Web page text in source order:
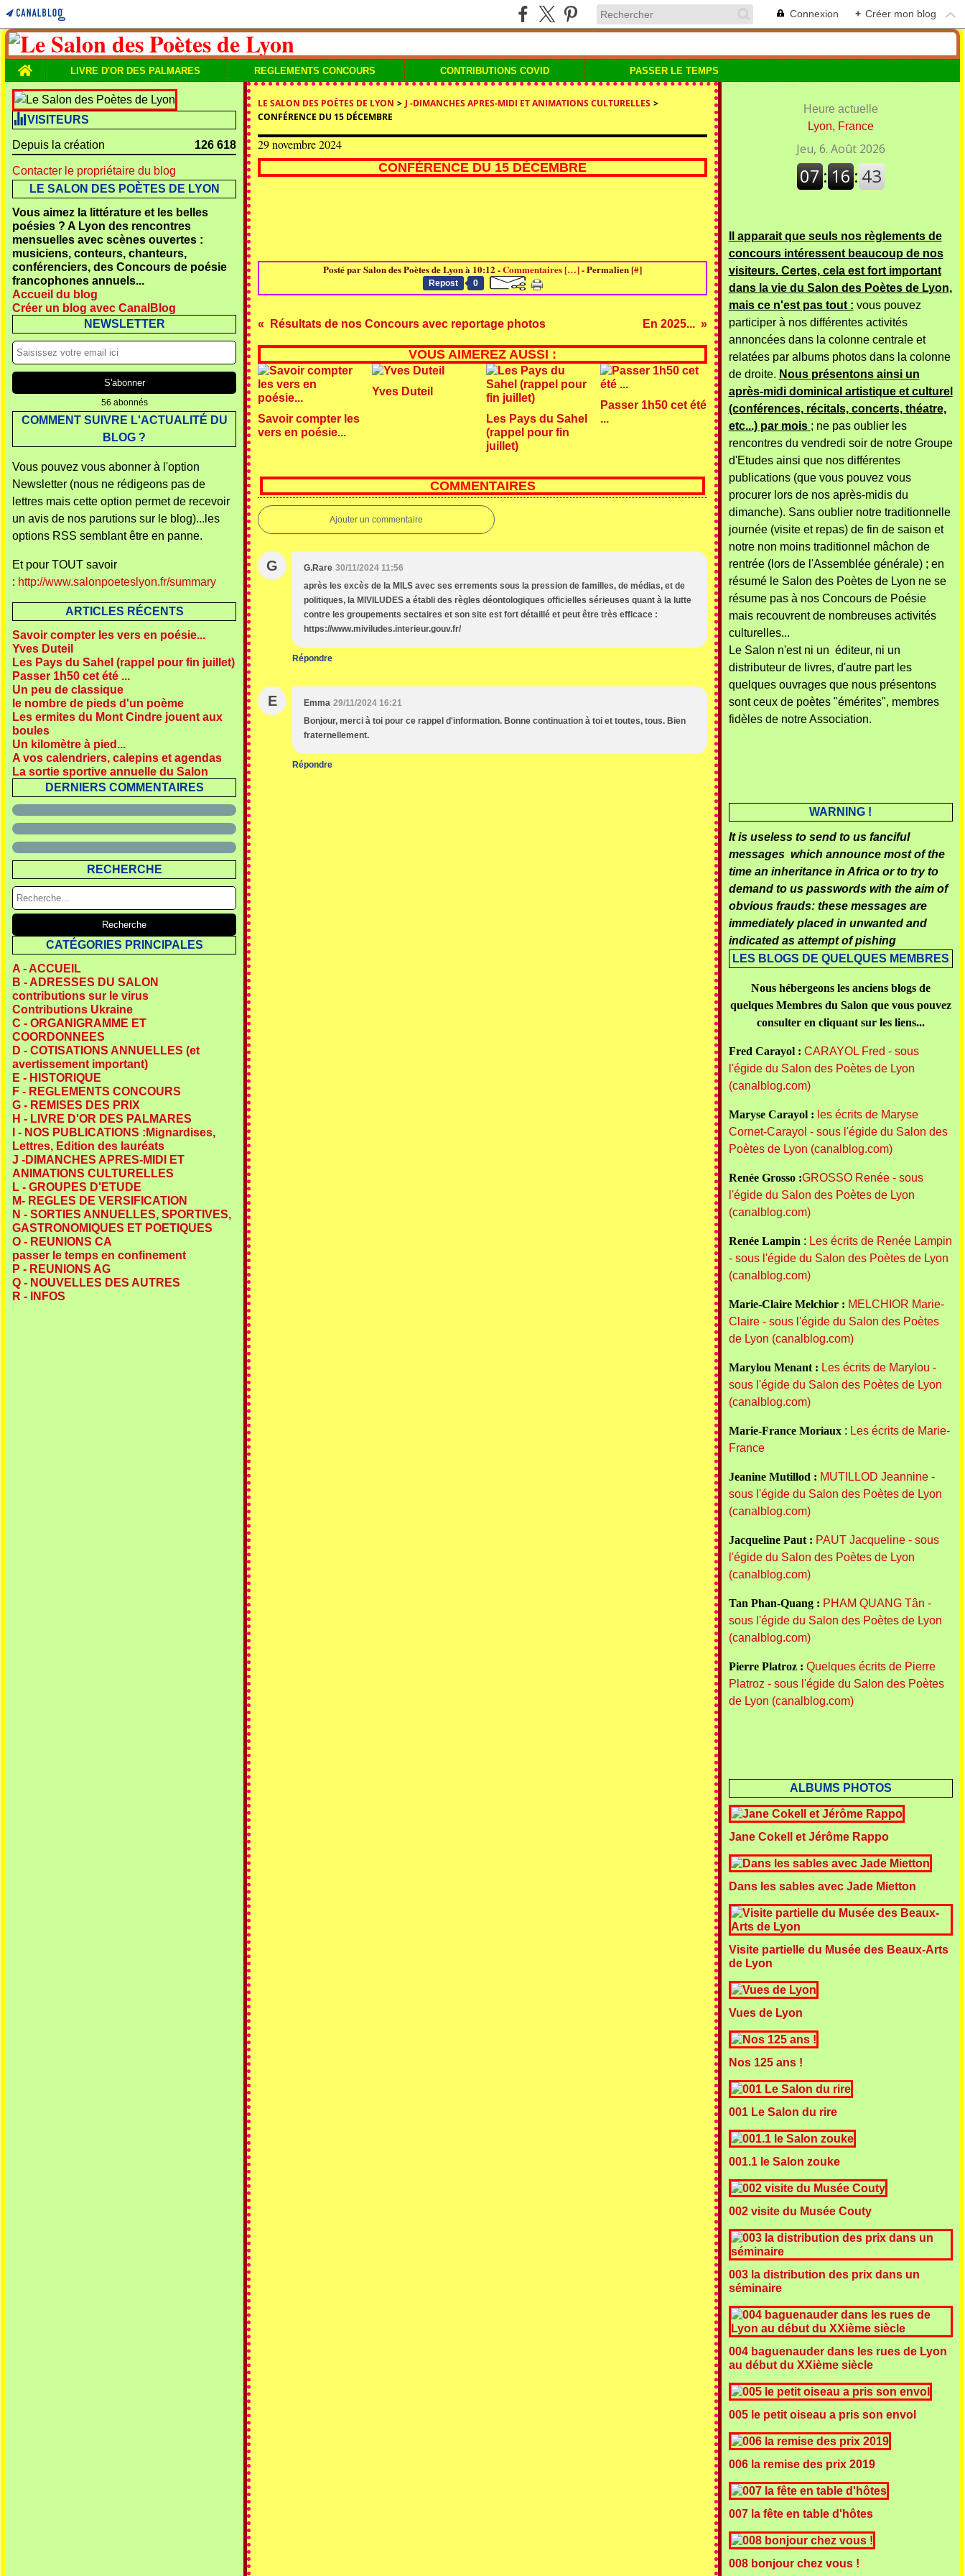
Connexion + Créer mon blog
Home
LIVRE D'OR DES PALMARES REGLEMENTS CONCOURS CONTRIBUTIONS COVID PASSER LE TEMPS
VISITEURS
Depuis la création 126 618
Contacter le propriétaire du blog
LE SALON DES POÈTES DE LYON
Vous aimez la littérature et les belles
poésies ? A Lyon des rencontres
mensuelles avec scènes ouvertes :
musiciens, conteurs, chanteurs,
conférenciers, des Concours de poésie
francophones annuels...
Accueil du blog
Créer un blog avec CanalBlog
NEWSLETTER
56 abonnés
COMMENT SUIVRE L'ACTUALITÉ DU
BLOG ?
Vous pouvez vous abonner à l'option
Newsletter (nous ne rédigeons pas de
lettres mais cette option permet de recevoir
un avis de nos parutions sur le blog)...les
options RSS semblant être en panne.
Et pour TOUT savoir
: http://www.salonpoeteslyon.fr/summary
ARTICLES RÉCENTS
Savoir compter les vers en poésie...
Yves Duteil
Les Pays du Sahel (rappel pour fin juillet)
Passer 1h50 cet été ...
Un peu de classique
le nombre de pieds d'un poème
Les ermites du Mont Cindre jouent aux
boules
Un kilomètre à pied...
A vos calendriers, calepins et agendas
La sortie sportive annuelle du Salon
DERNIERS COMMENTAIRES
RECHERCHE
CATÉGORIES PRINCIPALES
A - ACCUEIL
B - ADRESSES DU SALON
contributions sur le virus
Contributions Ukraine
C - ORGANIGRAMME ET
COORDONNEES
D - COTISATIONS ANNUELLES (et
avertissement important)
E - HISTORIQUE
F - REGLEMENTS CONCOURS
G - REMISES DES PRIX
H - LIVRE D'OR DES PALMARES
I - NOS PUBLICATIONS :Mignardises,
Lettres, Edition des lauréats
J -DIMANCHES APRES-MIDI ET
ANIMATIONS CULTURELLES
L - GROUPES D'ETUDE
M- REGLES DE VERSIFICATION
N - SORTIES ANNUELLES, SPORTIVES,
GASTRONOMIQUES ET POETIQUES
O - REUNIONS CA
passer le temps en confinement
P - REUNIONS AG
Q - NOUVELLES DES AUTRES
R - INFOS
LE SALON DES POÈTES DE LYON > J -DIMANCHES APRES-MIDI ET ANIMATIONS CULTURELLES >
CONFÉRENCE DU 15 DÉCEMBRE
29 novembre 2024
CONFÉRENCE DU 15 DÉCEMBRE
Posté par Salon des Poètes de Lyon à 10:12 -Commentaires […]- Permalien [#]
Repost 0
Résultats de nos Concours avec reportage photos En 2025...
VOUS AIMEREZ AUSSI :
Savoir compter les
vers en poésie...
Yves Duteil
Les Pays du Sahel
(rappel pour fin
juillet)
Passer 1h50 cet été
...
COMMENTAIRES
Ajouter un commentaire
G G.Rare 30/11/2024 11:56
après les excès de la MILS avec ses errements sous la pression de familles, de médias, et de
politiques, la MIVILUDES a établi des règles déontologiques officielles sérieuses quant à la lutte
contre les groupements sectaires et son site est fort détaillé et peut être très efficace :
https://www.miviludes.interieur.gouv.fr/
Répondre
E Emma 29/11/2024 16:21
Bonjour, merci à toi pour ce rappel d'information. Bonne continuation à toi et toutes, tous. Bien
fraternellement.
Répondre
Heure actuelle
Lyon, France
Il apparait que seuls nos règlements de
concours intéressent beaucoup de nos
visiteurs. Certes, cela est fort important
dans la vie du Salon des Poètes de Lyon,
mais ce n'est pas tout : vous pouvez
participer à nos différentes activités
annoncées dans la colonne centrale et
relatées par albums photos dans la colonne
de droite. Nous présentons ainsi un
après-midi dominical artistique et culturel
(conférences, récitals, concerts, théatre,
etc...) par mois ; ne pas oublier les
rencontres du vendredi soir de notre Groupe
d'Etudes ainsi que nos différentes
publications (que vous pouvez vous
procurer lors de nos après-midis du
dimanche). Sans oublier notre traditionnelle
journée (visite et repas) de fin de saison et
notre non moins traditionnel mâchon de
rentrée (lors de l'Assemblée générale) ; en
résumé le Salon des Poètes de Lyon ne se
résume pas à nos Concours de Poésie
mais recouvrent de nombreuses activités
culturelles...
Le Salon n'est ni un éditeur, ni un
distributeur de livres, d'autre part les
quelques ouvrages que nous présentons
sont ceux de poètes "émérites", membres
fidèles de notre Association.
WARNING !
It is useless to send to us fanciful
messages which announce most of the
time an inheritance in Africa or to try to
demand to us passwords with the aim of
obvious frauds: these messages are
immediately placed in unwanted and
indicated as attempt of pishing
LES BLOGS DE QUELQUES MEMBRES
Nous hébergeons les anciens blogs de
quelques Membres du Salon que vous pouvez
consulter en cliquant sur les liens...
Fred Carayol : CARAYOL Fred - sous
l'égide du Salon des Poètes de Lyon
(canalblog.com)
Maryse Carayol : les écrits de Maryse
Cornet-Carayol - sous l'égide du Salon des
Poètes de Lyon (canalblog.com)
Renée Grosso :GROSSO Renée - sous
l'égide du Salon des Poètes de Lyon
(canalblog.com)
Renée Lampin : Les écrits de Renée Lampin
- sous l'égide du Salon des Poètes de Lyon
(canalblog.com)
Marie-Claire Melchior : MELCHIOR Marie-
Claire - sous l'égide du Salon des Poètes
de Lyon (canalblog.com)
Marylou Menant : Les écrits de Marylou -
sous l'égide du Salon des Poètes de Lyon
(canalblog.com)
Marie-France Moriaux: Les écrits de Marie-
France
Jeanine Mutillod : MUTILLOD Jeannine -
sous l'égide du Salon des Poètes de Lyon
(canalblog.com)
Jacqueline Paut : PAUT Jacqueline - sous
l'égide du Salon des Poètes de Lyon
(canalblog.com)
Tan Phan-Quang : PHAM QUANG Tân -
sous l'égide du Salon des Poètes de Lyon
(canalblog.com)
Pierre Platroz : Quelques écrits de Pierre
Platroz - sous l'égide du Salon des Poètes
de Lyon (canalblog.com)
ALBUMS PHOTOS
Jane Cokell et Jérôme Rappo
Dans les sables avec Jade Mietton
Visite partielle du Musée des Beaux-Arts
de Lyon
Vues de Lyon
Nos 125 ans !
001 Le Salon du rire
001.1 le Salon zouke
002 visite du Musée Couty
003 la distribution des prix dans un
séminaire
004 baguenauder dans les rues de Lyon
au début du XXième siècle
005 le petit oiseau a pris son envol
006 la remise des prix 2019
007 la fête en table d'hôtes
008 bonjour chez vous !